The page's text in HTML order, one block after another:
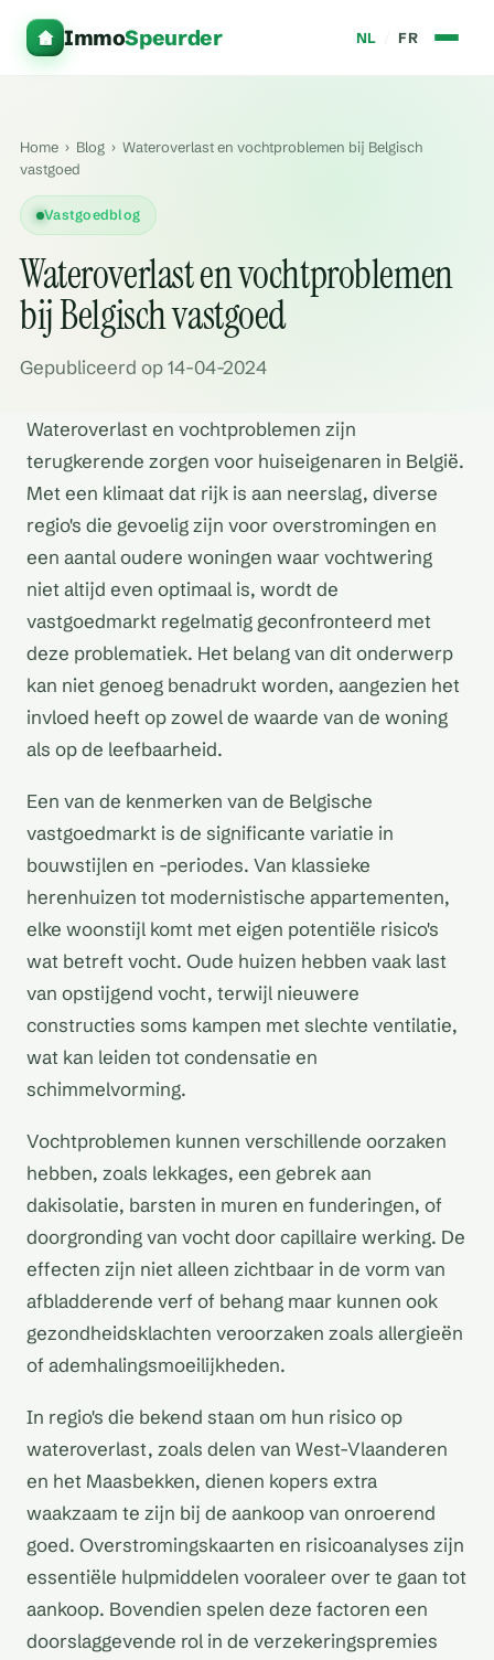
ImmoSpeurder NL FR
Home › Blog › Wateroverlast en vochtproblemen bij Belgisch
vastgoed
Vastgoedblog
Wateroverlast en vochtproblemen
bij Belgisch vastgoed
Gepubliceerd op 14-04-2024
Wateroverlast en vochtproblemen zijn
terugkerende zorgen voor huiseigenaren in België.
Met een klimaat dat rijk is aan neerslag, diverse
regio's die gevoelig zijn voor overstromingen en
een aantal oudere woningen waar vochtwering
niet altijd even optimaal is, wordt de
vastgoedmarkt regelmatig geconfronteerd met
deze problematiek. Het belang van dit onderwerp
kan niet genoeg benadrukt worden, aangezien het
invloed heeft op zowel de waarde van de woning
als op de leefbaarheid.
Een van de kenmerken van de Belgische
vastgoedmarkt is de significante variatie in
bouwstijlen en -periodes. Van klassieke
herenhuizen tot modernistische appartementen,
elke woonstijl komt met eigen potentiële risico's
wat betreft vocht. Oude huizen hebben vaak last
van opstijgend vocht, terwijl nieuwere
constructies soms kampen met slechte ventilatie,
wat kan leiden tot condensatie en
schimmelvorming.
Vochtproblemen kunnen verschillende oorzaken
hebben, zoals lekkages, een gebrek aan
dakisolatie, barsten in muren en funderingen, of
doorgronding van vocht door capillaire werking. De
effecten zijn niet alleen zichtbaar in de vorm van
afbladderende verf of behang maar kunnen ook
gezondheidsklachten veroorzaken zoals allergieën
of ademhalingsmoeilijkheden.
In regio's die bekend staan om hun risico op
wateroverlast, zoals delen van West-Vlaanderen
en het Maasbekken, dienen kopers extra
waakzaam te zijn bij de aankoop van onroerend
goed. Overstromingskaarten en risicoanalyses zijn
essentiële hulpmiddelen vooraleer over te gaan tot
aankoop. Bovendien spelen deze factoren een
doorslaggevende rol in de verzekeringspremies